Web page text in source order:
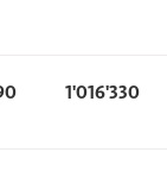
1'016'330